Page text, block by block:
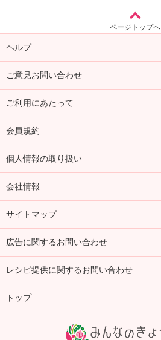
ページトップへ
ヘルプ
ご意見お問い合わせ
ご利用にあたって
会員規約
個人情報の取り扱い
会社情報
サイトマップ
広告に関するお問い合わせ
レシピ提供に関するお問い合わせ
トップ